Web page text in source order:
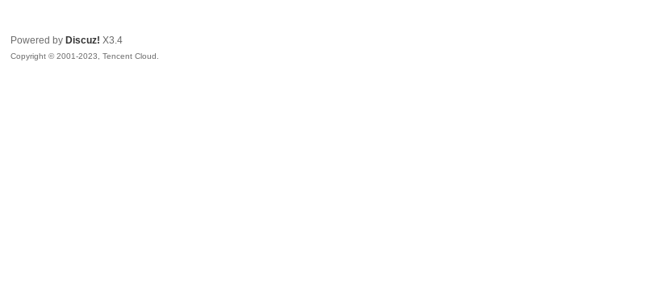
Powered by Discuz! X3.4
Copyright © 2001-2023, Tencent Cloud.